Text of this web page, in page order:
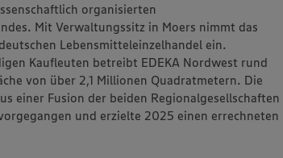
organisierten
Mit Verwaltungssitz in Moers nimmt das
Lebensmitteleinzelhandel ein.
Kaufleuten betreibt EDEKA Nordwest rund
von über 2,1 Millionen Quadratmetern. Die
einer Fusion der beiden Regionalgesellschaften
und erzielte 2025 einen errechneten